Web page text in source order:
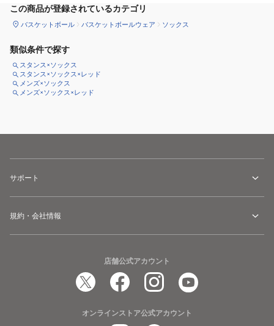
この商品が登録されているカテゴリ
バスケットボール バスケットボールウェア ソックス
類似条件で探す
スタンス×ソックス
スタンス×ソックス×レッド
メンズ×ソックス
メンズ×ソックス×レッド
サポート
規約・会社情報
店舗公式アカウント
オンラインストア公式アカウント